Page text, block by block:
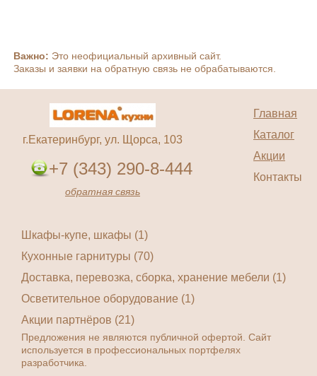
Важно: Это неофициальный архивный сайт.
Заказы и заявки на обратную связь не обрабатываются.
Главная
Каталог
Акции
Контакты
г.Екатеринбург, ул. Щорса, 103
+7 (343) 290-8-444
обратная связь
Шкафы-купе, шкафы (1)
Кухонные гарнитуры (70)
Доставка, перевозка, сборка, хранение мебели (1)
Осветительное оборудование (1)
Акции партнёров (21)
Предложения не являются публичной офертой. Сайт
используется в профессиональных портфелях
разработчика.